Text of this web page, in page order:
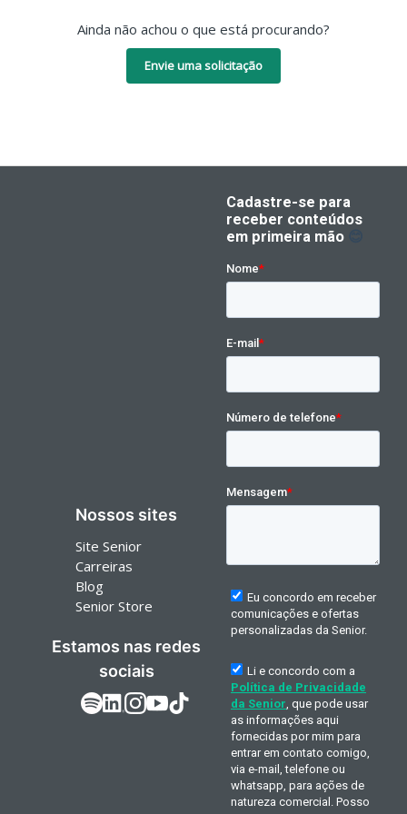
Ainda não achou o que está procurando?
Envie uma solicitação
Nossos sites
Site Senior
Carreiras
Blog
Senior Store
Estamos nas redes
sociais